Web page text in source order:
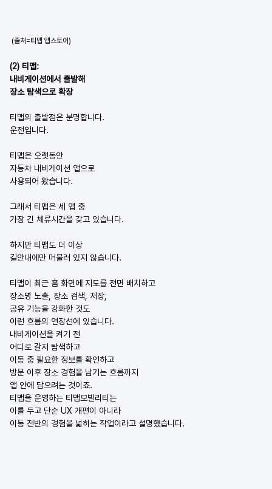
(출처=티맵 앱스토어)
(2) 티맵:
내비게이션에서 출발해
장소 탐색으로 확장
티맵의 출발점은 분명합니다.
운전입니다.
티맵은 오랫동안
자동차 내비게이션 앱으로
사용되어 왔습니다.
그래서 티맵은 세 앱 중
가장 긴 체류시간을 갖고 있습니다.
하지만 티맵도 더 이상
길안내에만 머물러 있지 않습니다.
티맵이 최근 홈 화면에 지도를 전면 배치하고
장소명 노출, 장소 검색, 저장,
공유 기능을 강화한 것도
이런 흐름의 연장선에 있습니다.
내비게이션을 켜기 전
어디로 갈지 탐색하고
이동 중 필요한 정보를 확인하고
방문 이후 장소 경험을 남기는 흐름까지
앱 안에 담으려는 것이죠.
티맵을 운영하는 티맵모빌리티는
이를 두고 단순 UX 개편이 아니라
이동 전반의 경험을 넓히는 작업이라고 설명했습니다.